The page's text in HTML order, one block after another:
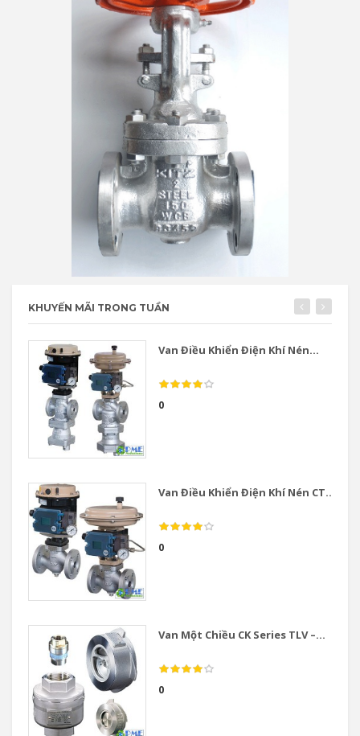
KHUYẾN MÃI TRONG TUẦN
Van Điều Khiển Điện Khí Nén...
0
Van Điều Khiển Điện Khí Nén CT...
0
Van Một Chiều CK Series TLV –...
0